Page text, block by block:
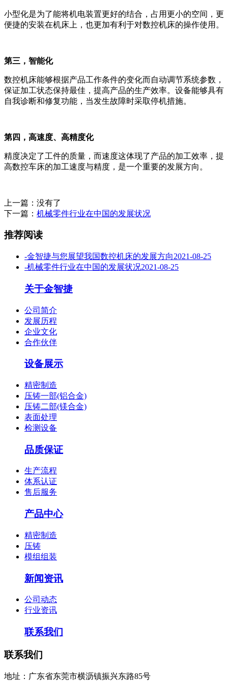
小型化是为了能将机电装置更好的结合，占用更小的空间，更
便捷的安装在机床上，也更加有利于对数控机床的操作使用。
第三，智能化
数控机床能够根据产品工作条件的变化而自动调节系统参数，
保证加工状态保持最佳，提高产品的生产效率。设备能够具有
自我诊断和修复功能，当发生故障时采取停机措施。
第四，高速度、高精度化
精度决定了工件的质量，而速度这体现了产品的加工效率，提
高数控车床的加工速度与精度，是一个重要的发展方向。
上一篇：没有了
下一篇： 机械零件行业在中国的发展状况
推荐阅读
-金智捷与您展望我国数控机床的发展方向2021-08-25
-机械零件行业在中国的发展状况2021-08-25
关于金智捷
公司简介
发展历程
企业文化
合作伙伴
设备展示
精密制造
压铸一部(铝合金)
压铸二部(镁合金)
表面处理
检测设备
品质保证
生产流程
体系认证
售后服务
产品中心
精密制造
压铸
模组组装
新闻资讯
公司动态
行业资讯
联系我们
联系我们
地址：广东省东莞市横沥镇振兴东路85号